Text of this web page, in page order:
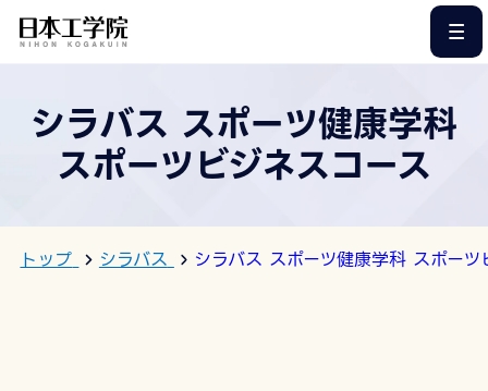
シラバス スポーツ健康学科
スポーツビジネスコース
トップ シラバス シラバス スポーツ健康学科 スポーツ